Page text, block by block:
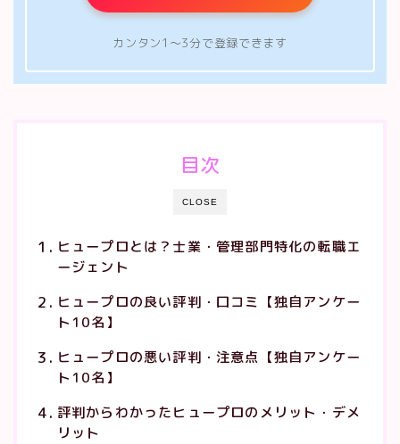
カンタン1〜3分で登録できます
CLOSE
目次
ヒュープロとは？士業・管理部門特化の転職エ
ージェント
ヒュープロの良い評判・口コミ【独自アンケー
ト10名】
ヒュープロの悪い評判・注意点【独自アンケー
ト10名】
評判からわかったヒュープロのメリット・デメ
リット